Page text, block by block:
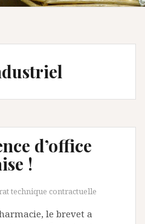
d’office
!
technique contractuelle
le brevet a